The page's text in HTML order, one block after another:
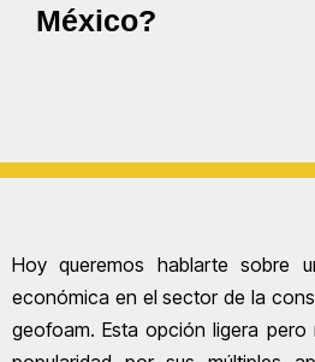
México?
Hoy queremos hablarte sobre
económica en el sector de la
geofoam. Esta opción ligera